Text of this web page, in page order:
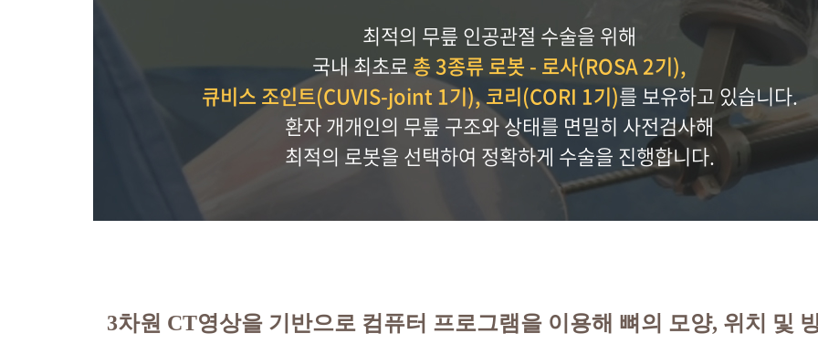
최적의 무릎 인공관절 수술을 위해
국내 최초로 총 3종류 로봇 - 로사(ROSA 2기),
큐비스 조인트(CUVIS-joint 1기), 코리(CORI 1기)를 보유하고 있습니다.
환자 개개인의 무릎 구조와 상태를 면밀히 사전검사해
최적의 로봇을 선택하여 정확하게 수술을 진행합니다.
3차원 CT영상을 기반으로 컴퓨터 프로그램을 이용해 뼈의 모양, 위치 및